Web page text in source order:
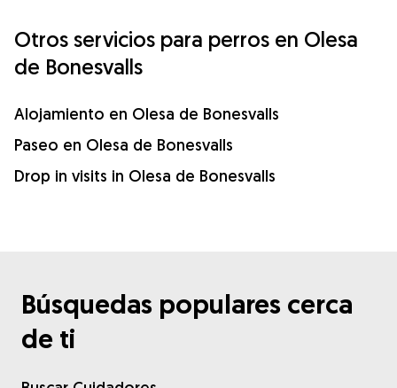
Otros servicios para perros en Olesa
de Bonesvalls
Alojamiento en Olesa de Bonesvalls
Paseo en Olesa de Bonesvalls
Drop in visits in Olesa de Bonesvalls
Búsquedas populares cerca
de ti